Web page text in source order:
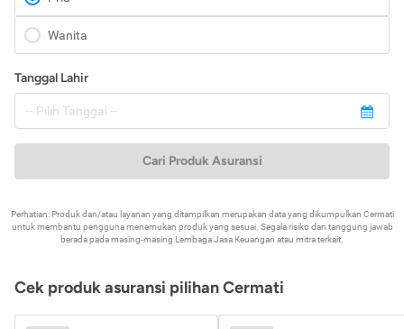
Wanita
Tanggal Lahir
Cari Produk Asuransi
Perhatian: Produk dan/atau layanan yang ditampilkan merupakan data yang dikumpulkan Cermati
untuk membantu pengguna menemukan produk yang sesuai. Segala risiko dan tanggung jawab
berada pada masing-masing Lembaga Jasa Keuangan atau mitra terkait.
Cek produk asuransi pilihan Cermati